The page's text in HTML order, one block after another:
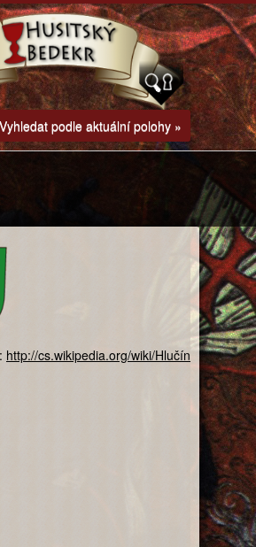
Vyhledat podle aktuální polohy »
http://cs.wikipedia.org/wiki/Hlučín